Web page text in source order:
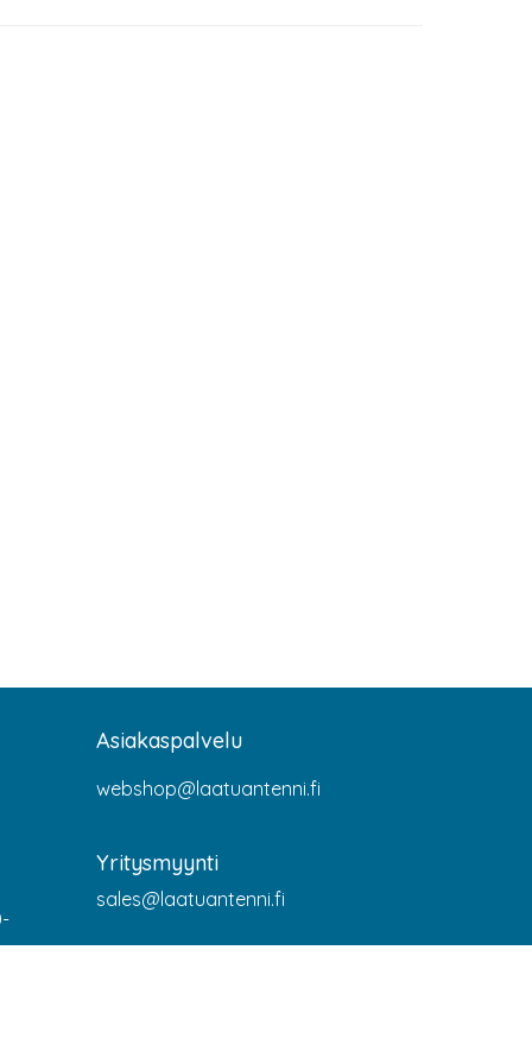
Asiakaspalvelu
webshop@laatuantenni.fi
Yritysmyynti
sales@laatuantenni.fi